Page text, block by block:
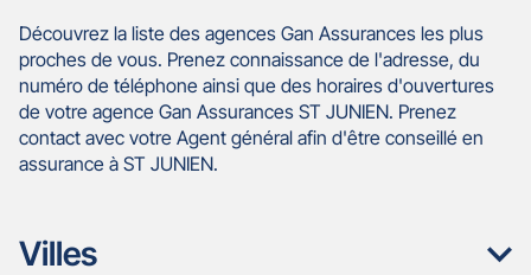
Découvrez la liste des agences Gan Assurances les plus
proches de vous. Prenez connaissance de l'adresse, du
numéro de téléphone ainsi que des horaires d'ouvertures
de votre agence Gan Assurances ST JUNIEN. Prenez
contact avec votre Agent général afin d'être conseillé en
assurance à ST JUNIEN.
Villes